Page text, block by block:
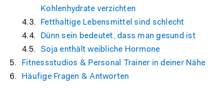
Kohlenhydrate verzichten
Fetthaltige Lebensmittel sind schlecht
Dünn sein bedeutet, dass man gesund ist
Soja enthält weibliche Hormone
Fitnessstudios & Personal Trainer in deiner Nähe
Häufige Fragen & Antworten